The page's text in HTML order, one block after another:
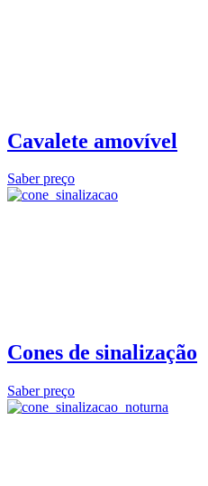
Cavalete amovível
Saber preço
Cones de sinalização
Saber preço